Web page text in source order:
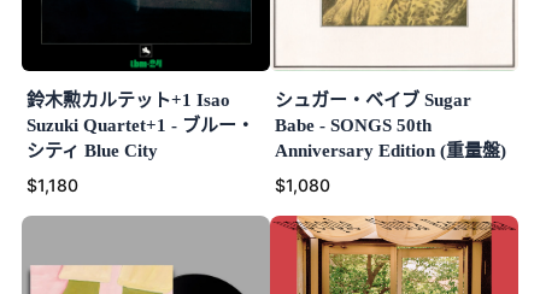
鈴木勲カルテット+1 Isao
Suzuki Quartet+1 - ブルー・
シティ Blue City
$1,180
シュガー・ベイブ Sugar
Babe - SONGS 50th
Anniversary Edition (重量盤)
$1,080